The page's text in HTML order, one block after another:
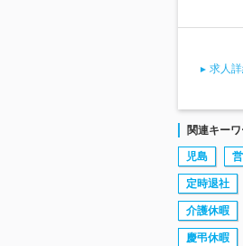
求人
関連キーワ
児島
定時退社
介護休暇
慶弔休暇